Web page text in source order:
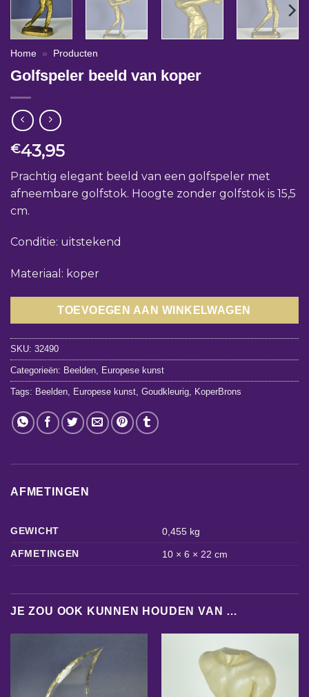
Home » Producten
Golfspeler beeld van koper
€43,95
Prachtig elegant beeld van een golfspeler met
afneembare golfstok. Hoogte zonder golfstok is 15,5
cm.
Conditie: uitstekend
Materiaal: koper
TOEVOEGEN AAN WINKELWAGEN
SKU: 32490
Categorieën: Beelden Europese kunst
Tags: Beelden Europese kunst Goudkleurig KoperBrons
AFMETINGEN
GEWICHT
0,455 kg
AFMETINGEN
10 × 6 × 22 cm
JE ZOU OOK KUNNEN HOUDEN VAN …